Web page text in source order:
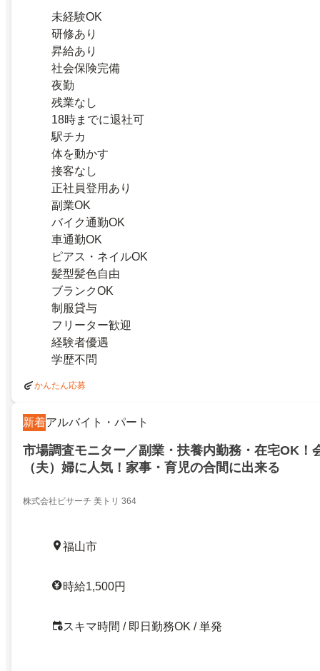
未経験OK
研修あり
昇給あり
社会保険完備
夜勤
残業なし
18時までに退社可
駅チカ
体を動かす
接客なし
正社員登用あり
副業OK
バイク通勤OK
車通勤OK
ピアス・ネイルOK
髪型髪色自由
ブランクOK
制服貸与
フリーター歓迎
経験者優遇
学歴不問
かんたん応募
新着アルバイト・パート
市場調査モニター／副業・扶養内勤務・在宅OK！
（夫）婦に人気！家事・育児の合間に出来る
株式会社ビサーチ 美トリ 364
福山市
時給1,500円
スキマ時間 / 即日勤務OK / 単発